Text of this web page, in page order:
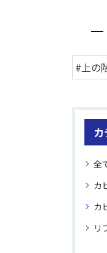
#上の
全
カ
カ
リ